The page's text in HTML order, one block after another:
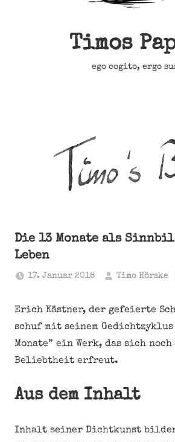
Timos
ego cogito, ergo
Die 13 Monate als
Leben
17. Januar 2018 Timo Hörske
Erich Kästner, der gefeierte
schuf mit seinem Gedichtzyklus
Monate” ein Werk, das sich
Beliebtheit erfreut.
Aus dem Inhalt
Inhalt seiner Dichtkunst bilden